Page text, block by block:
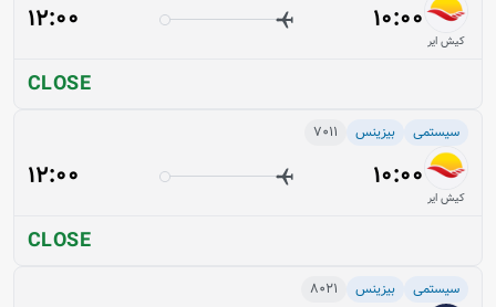
کیش ایر
10:00
12:00
CLOSE
سیستمی بیزینس 7011
کیش ایر
10:00
12:00
CLOSE
سیستمی بیزینس 8021